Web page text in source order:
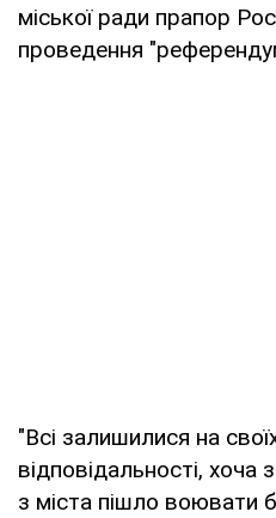
міської ради прапор
проведення
"Всі залишилися на
відповідальності,
з міста пішло воювати